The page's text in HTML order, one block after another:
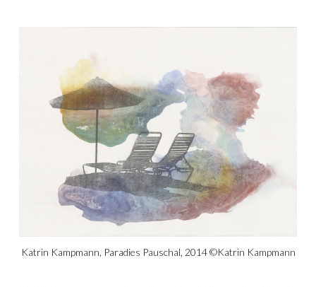
Katrin Kampmann, Paradies Pauschal, 2014 ©Katrin Kampmann